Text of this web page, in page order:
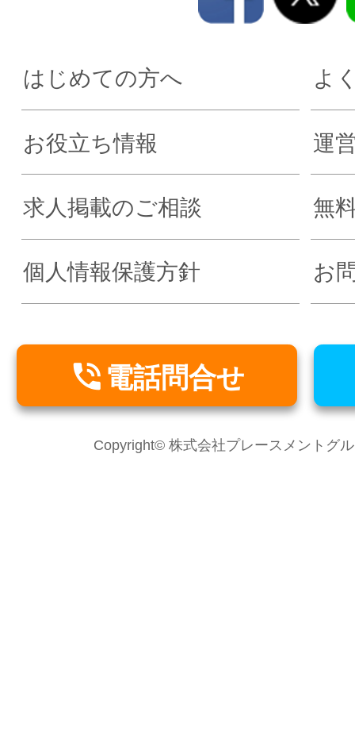
はじめての方へ よ
お役立ち情報 運
求人掲載のご相談 無
個人情報保護方針 お
 電話問合せ
Copyright© 株式会社プレースメントグ